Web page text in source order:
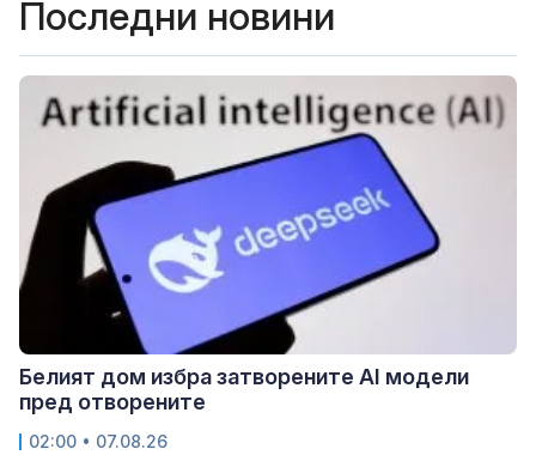
Последни новини
Белият дом избра затворените AI модели
пред отворените
02:00 • 07.08.26